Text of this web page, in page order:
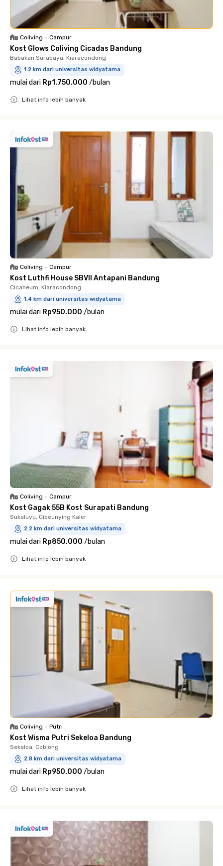
Coliving • Campur
Kost Glows Coliving Cicadas Bandung
Babakan Surabaya, Kiaracondong
1.2 km dari universitas widyatama
mulai dari Rp1.750.000 /bulan
Lihat info lebih banyak
Coliving • Campur
Kost Luthfi House SBVII Antapani Bandung
Cicaheum, Kiaracondong
1.4 km dari universitas widyatama
mulai dari Rp950.000 /bulan
Lihat info lebih banyak
Coliving • Campur
Kost Gagak 55B Kost Surapati Bandung
Sukaluyu, Cibeunying Kaler
2.2 km dari universitas widyatama
mulai dari Rp850.000 /bulan
Lihat info lebih banyak
Coliving • Putri
Kost Wisma Putri Sekeloa Bandung
Sekeloa, Coblong
2.8 km dari universitas widyatama
mulai dari Rp950.000 /bulan
Lihat info lebih banyak